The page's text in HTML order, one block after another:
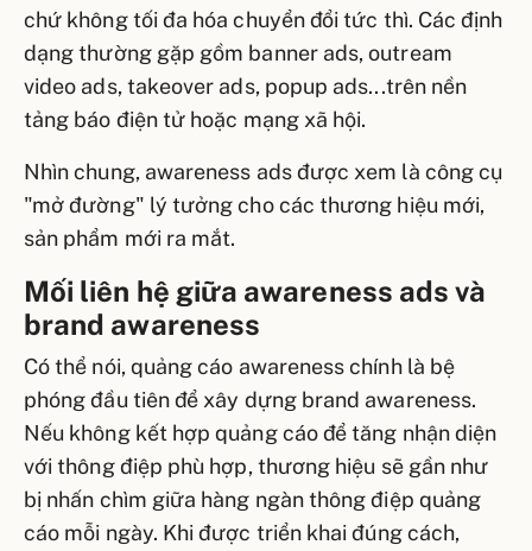
chứ không tối đa hóa chuyển đổi tức thì. Các định
dạng thường gặp gồm banner ads, outream
video ads, takeover ads, popup ads...trên nền
tảng báo điện tử hoặc mạng xã hội.
Nhìn chung, awareness ads được xem là công cụ
"mở đường" lý tưởng cho các thương hiệu mới,
sản phẩm mới ra mắt.
Mối liên hệ giữa awareness ads và
brand awareness
Có thể nói, quảng cáo awareness chính là bệ
phóng đầu tiên để xây dựng brand awareness.
Nếu không kết hợp quảng cáo để tăng nhận diện
với thông điệp phù hợp, thương hiệu sẽ gần như
bị nhấn chìm giữa hàng ngàn thông điệp quảng
cáo mỗi ngày. Khi được triển khai đúng cách,